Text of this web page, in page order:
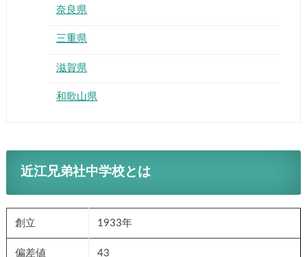
奈良県
三重県
滋賀県
和歌山県
近江兄弟社中学校とは
創立 1933年
偏差値 43